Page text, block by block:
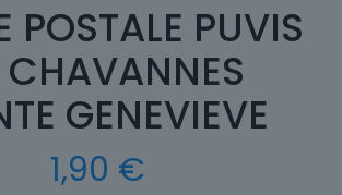
POSTALE PUVIS
CHAVANNES
GENEVIEVE
1,90 €